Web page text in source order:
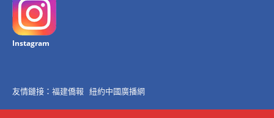
Instagram
友情鏈接： 福建僑報 紐約中國廣播網